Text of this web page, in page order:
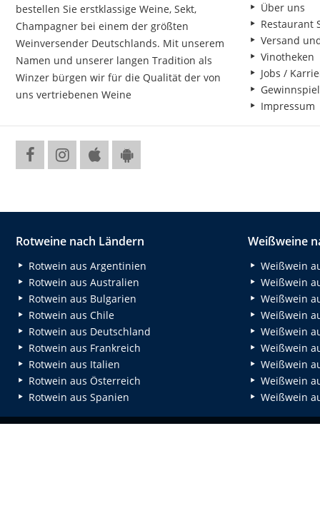
bestellen Sie erstklassige Weine, Sekt,
Champagner bei einem der größten
Weinversender Deutschlands. Mit unserem
Namen und unserer langen Tradition als
Winzer bürgen wir für die Qualität der von
uns vertriebenen Weine
Über uns
Restaurant
Versand
Vinotheken
Jobs /
Impressum
Rotweine nach Ländern
Rotwein aus Argentinien
Rotwein aus Australien
Rotwein aus Bulgarien
Rotwein aus Chile
Rotwein aus Deutschland
Rotwein aus Frankreich
Rotwein aus Italien
Rotwein aus Österreich
Rotwein aus Spanien
Weißweine
Weißwein
Weißwein
Weißwein
Weißwein
Weißwein
Weißwein
Weißwein
Weißwein
Weißwein